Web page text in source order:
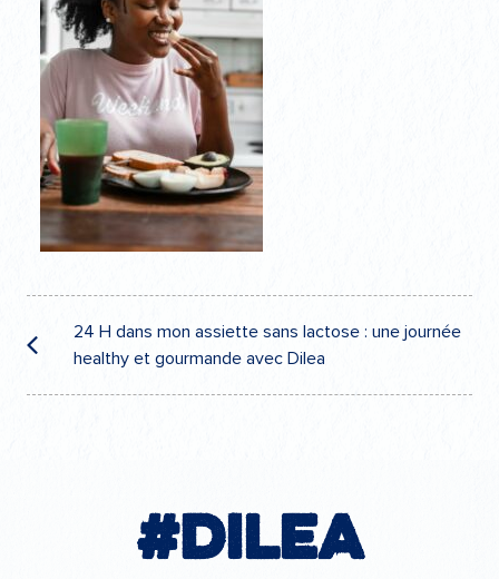
Navigation
de
l’article
24 H dans mon assiette sans lactose : une journée
healthy et gourmande avec Dilea
#Dilea